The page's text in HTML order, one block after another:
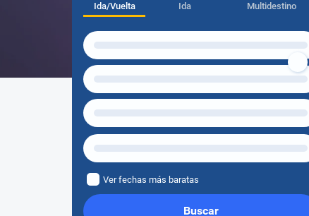
Ida/Vuelta Ida Multidestino
Ver fechas más baratas
Buscar